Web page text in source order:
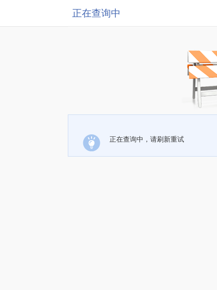
正在查询中
正在查询中，请刷新重试